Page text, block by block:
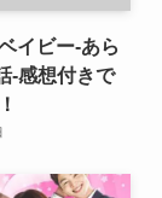
イビー-あら
-感想付きで